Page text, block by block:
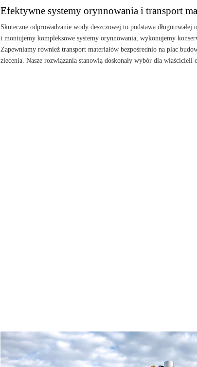
Efektywne systemy orynnowania i transport
Skuteczne odprowadzanie wody deszczowej to podstawa
i montujemy kompleksowe systemy orynnowania, wykonujemy
Zapewniamy również transport materiałów bezpośrednio na plac
zlecenia. Nasze rozwiązania stanowią doskonały wybór dla właścicieli